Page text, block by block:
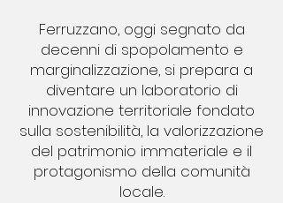
Ferruzzano, oggi segnato da
decenni di spopolamento e
marginalizzazione, si prepara a
diventare un laboratorio di
innovazione territoriale fondato
sulla sostenibilità, la valorizzazione
del patrimonio immateriale e il
protagonismo della comunità
locale.